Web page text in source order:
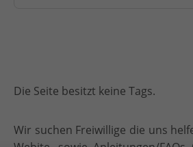
Die Seite besitzt keine Tags.
Wir suchen Freiwillige die uns